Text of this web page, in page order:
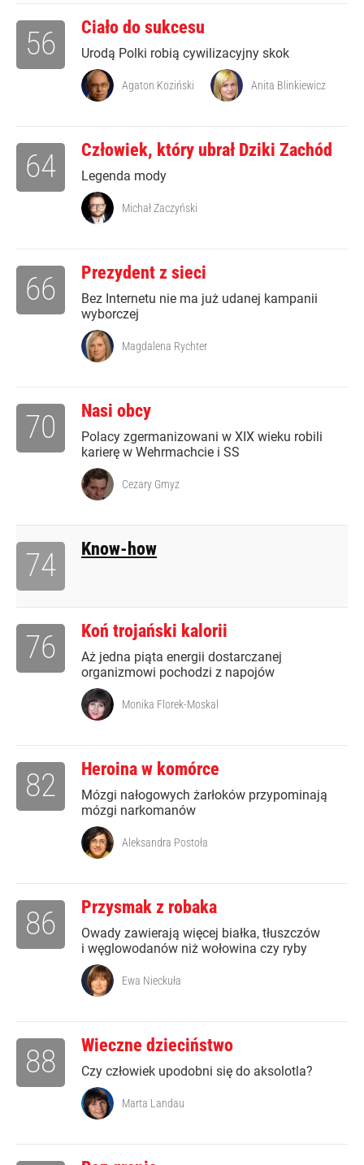
Ciało do sukcesu
Urodą Polki robią cywilizacyjny skok
56
Agaton Koziński Anita Blinkiewicz
Człowiek, który ubrał Dziki Zachód
Legenda mody
64
Michał Zaczyński
Prezydent z sieci
Bez Internetu nie ma już udanej kampanii
wyborczej
66
Magdalena Rychter
Nasi obcy
Polacy zgermanizowani w XIX wieku robili
karierę w Wehrmachcie i SS
70
Cezary Gmyz
Know-how
74
Koń trojański kalorii
Aż jedna piąta energii dostarczanej
organizmowi pochodzi z napojów
76
Monika Florek-Moskal
Heroina w komórce
Mózgi nałogowych żarłoków przypominają
mózgi narkomanów
82
Aleksandra Postoła
Przysmak z robaka
Owady zawierają więcej białka, tłuszczów
i węglowodanów niż wołowina czy ryby
86
Ewa Nieckuła
Wieczne dzieciństwo
Czy człowiek upodobni się do aksolotla?
88
Marta Landau